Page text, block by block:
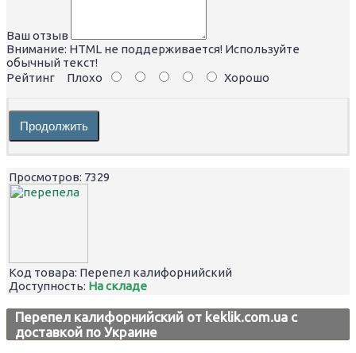
Ваш отзыв
Внимание: HTML не поддерживается! Используйте
обычный текст!
Рейтинг Плохо Хорошо
Продолжить
Просмотров: 7329
Код товара: Перепел калифорнийский
Доступность: На складе
Перепел калифорнийский от keklik.com.ua с
доставкой по Украине